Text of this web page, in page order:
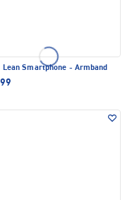
Lean Smartphone - Armband